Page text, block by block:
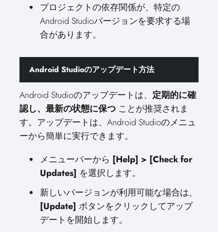
プロジェクトの依存関係が、特定の
Android Studioバージョンを要求する場
合があります。
Android Studioのアップデート方法
Android Studioのアップデートは、 定期的に確
認し、最新の状態に保つ ことが推奨されま
す。アップデートは、Android Studioのメニュ
ーから簡単に実行できます。
メニューバーから [Help] > [Check for
Updates] を選択します。
新しいバージョンが利用可能な場合は、
[Update] ボタンをクリックしてアップ
デートを開始します。